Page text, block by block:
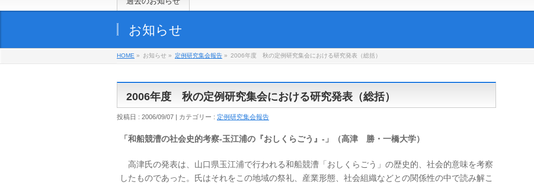
お知らせ
HOME » お知らせ » 定例研究集会報告 » 2006年度 秋の定例研究集会における研究発表（総括）
2006年度 秋の定例研究集会における研究発表（総括）
投稿日 : 2006/09/07 | カテゴリー : 定例研究集会報告
「和船競漕の社会史的考察‐玉江浦の『おしくらごう』‐」（高津 勝・一橋大学）
高津氏の発表は、山口県玉江浦で行われる和船競漕「おしくらごう」の歴史的、社会的意味を考察
したものであった。氏はそれをこの地域の祭礼、産業形態、社会組織などとの関係性の中で読み解こ